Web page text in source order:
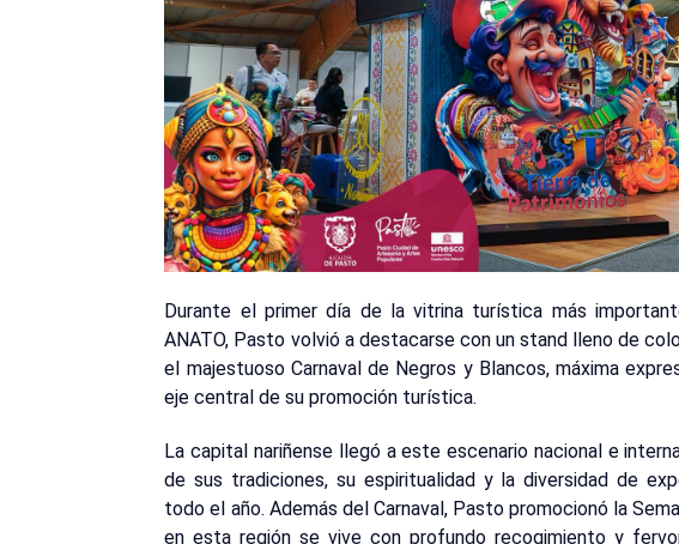
Durante el primer día de la vitrina turística más
ANATO, Pasto volvió a destacarse con un stand lleno de
el majestuoso Carnaval de Negros y Blancos, máxima
eje central de su promoción turística.
La capital nariñense llegó a este escenario nacional e
de sus tradiciones, su espiritualidad y la diversidad de
todo el año. Además del Carnaval, Pasto promocionó la
en esta región se vive con profundo recogimiento y